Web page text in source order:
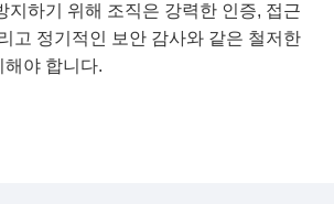
지하기 위해 조직은 강력한 인증, 접근
고 정기적인 보안 감사와 같은 철저한
해야 합니다.